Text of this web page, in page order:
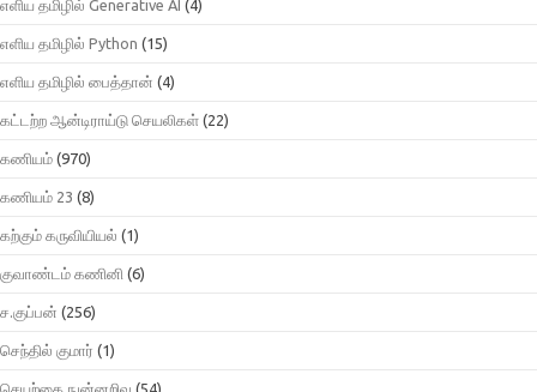
எளிய தமிழில் Generative AI (4)
எளிய தமிழில் Python (15)
எளிய தமிழில் பைத்தான் (4)
கட்டற்ற ஆன்டிராய்டு செயலிகள் (22)
கணியம் (970)
கணியம் 23 (8)
கற்கும் கருவியியல் (1)
குவாண்டம் கணினி (6)
ச.குப்பன் (256)
செந்தில் குமார் (1)
செயற்கை நுன்னறிவு (54)